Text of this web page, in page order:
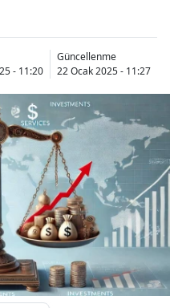
- 11:20
Güncellenme
22 Ocak 2025 - 11:27